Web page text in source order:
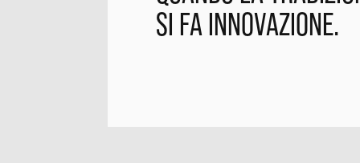
SI FA INNOVAZIONE.